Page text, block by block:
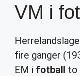
VM i
fire ganger
EM i fotball to